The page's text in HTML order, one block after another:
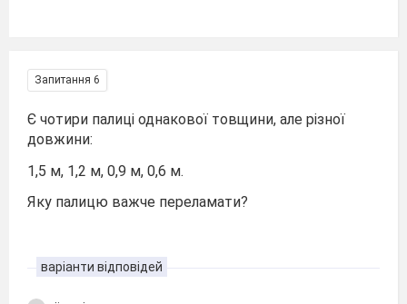
Запитання 6
Є чотири палиці однакової товщини, але різної
довжини:
1,5 м, 1,2 м, 0,9 м, 0,6 м.
Яку палицю важче переламати?
варіанти відповідей